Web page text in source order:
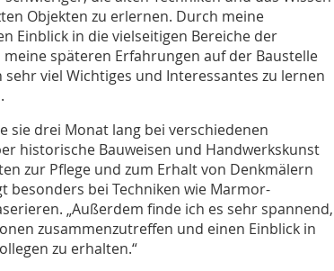
Objekten zu erlernen. Durch meine
Einblick in die vielseitigen Bereiche der
späteren Erfahrungen auf der Baustelle
viel Wichtiges und Interessantes zu lernen
sie drei Monat lang bei verschiedenen
historische Bauweisen und Handwerkskunst
zur Pflege und zum Erhalt von Denkmälern
bei Techniken wie Marmor-
„Außerdem finde ich es sehr spannend,
zusammenzutreffen und einen Einblick in
zu erhalten.“